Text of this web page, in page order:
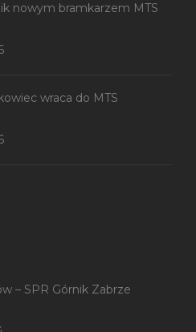
nowym bramkarzem MTS
wraca do MTS
– SPR Górnik Zabrze